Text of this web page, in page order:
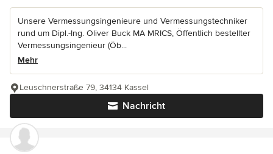
Unsere Vermessungsingenieure und Vermessungstechniker
rund um Dipl.-Ing. Oliver Buck MA MRICS, Öffentlich bestellter
Vermessungsingenieur (Öb...
Mehr
Nachricht
Leuschnerstraße 79, 34134 Kassel